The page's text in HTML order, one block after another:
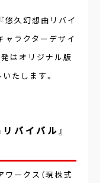
悠久幻想曲リバイ
ャラクターデザイ
はオリジナル版
たします。
バイバル』
ワークス（現株式